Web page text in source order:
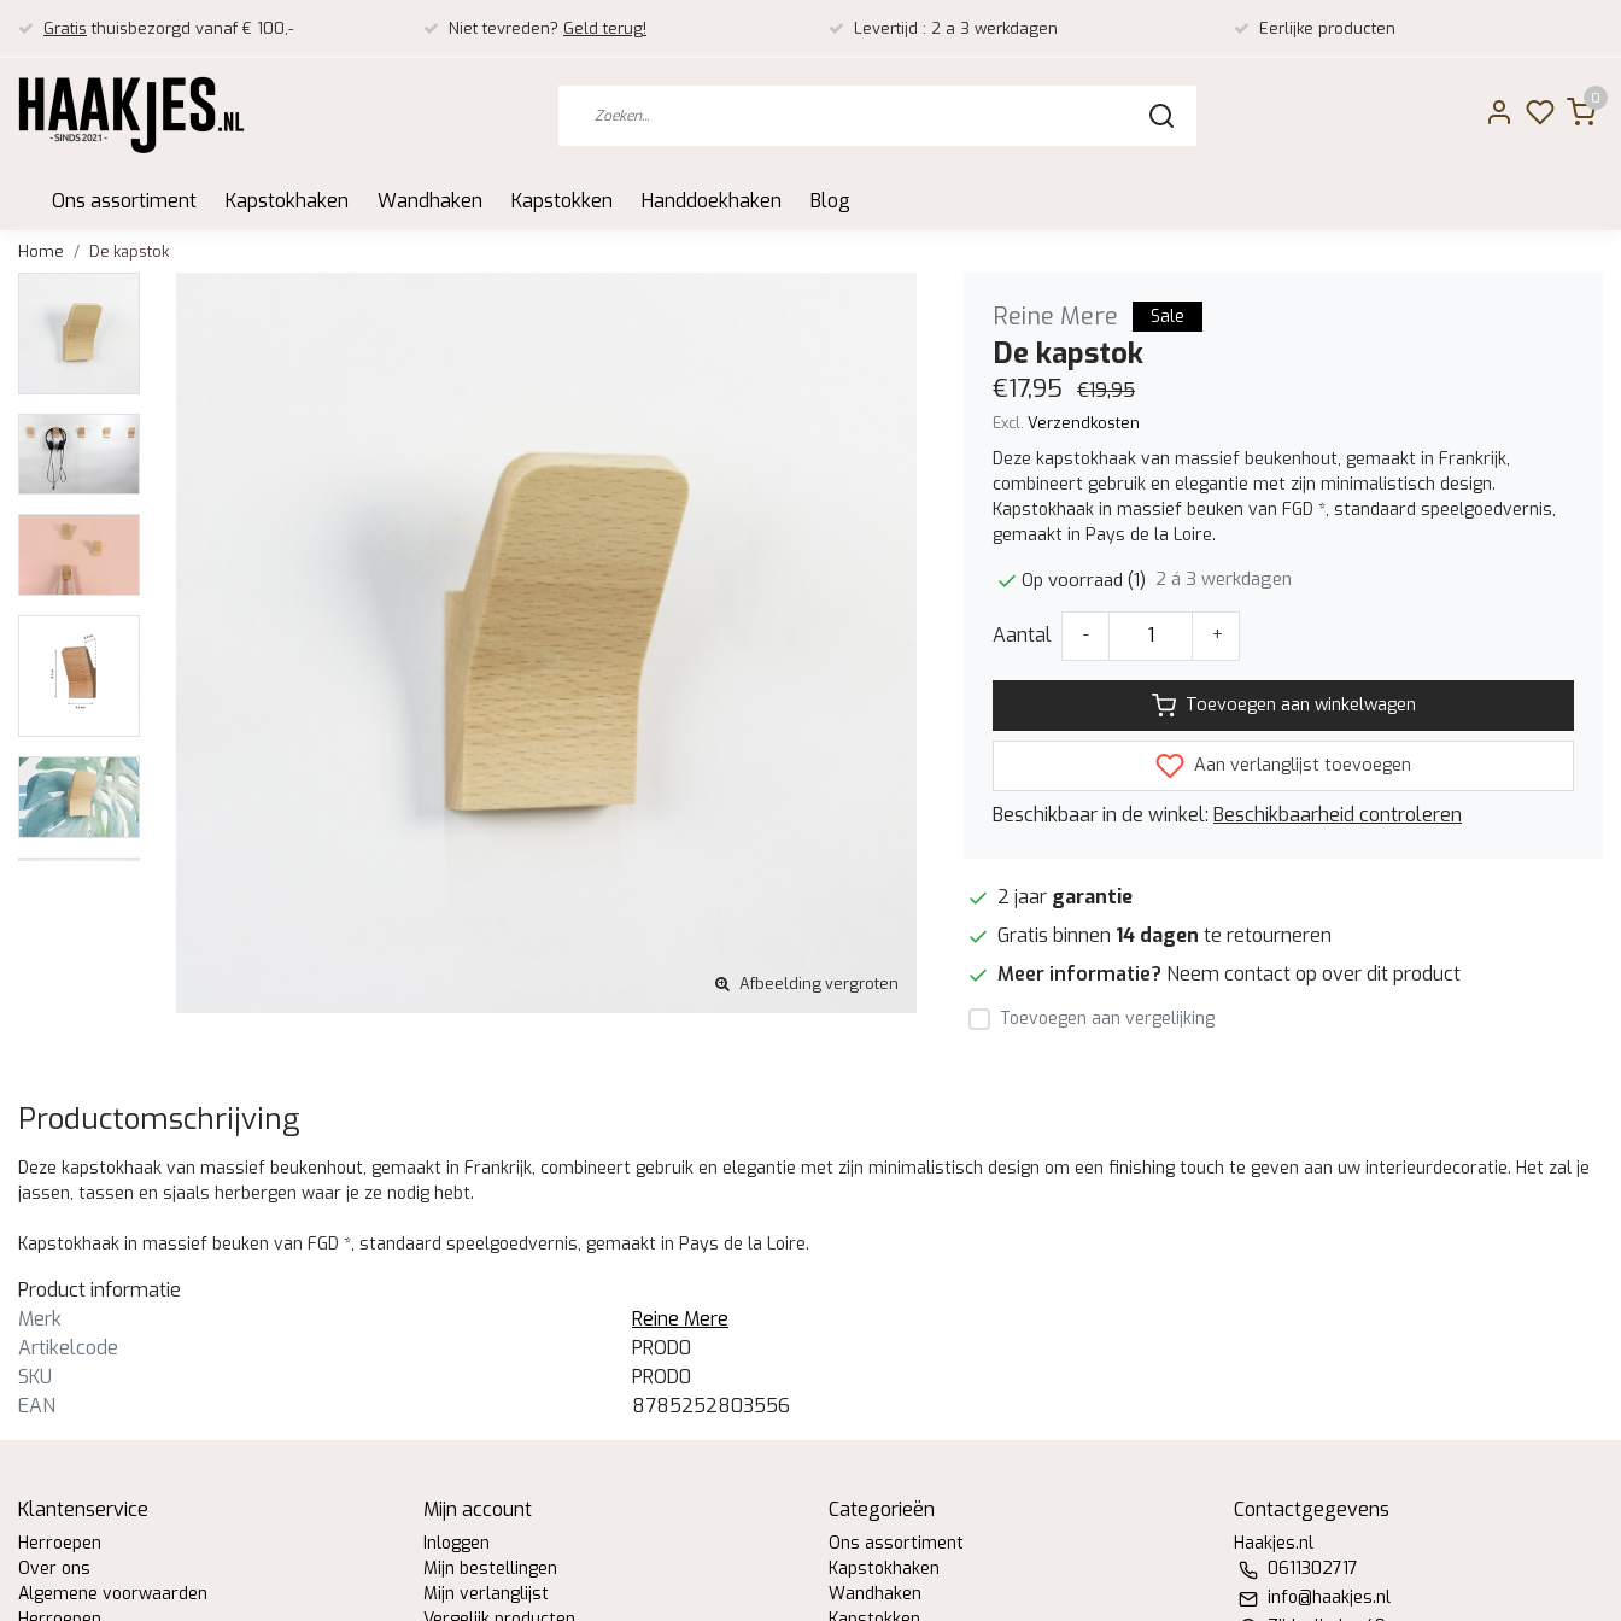
Gratis thuisbezorgd vanaf € 100,- Niet tevreden? Geld terug! Levertijd : 2 a 3 werkdagen Eerlijke producten
0
Ons assortiment Kapstokhaken Wandhaken Kapstokken Handdoekhaken Blog
Home De kapstok
Afbeelding vergroten
Reine Mere Sale
De kapstok
€17,95 €19,95
Excl. Verzendkosten
Deze kapstokhaak van massief beukenhout, gemaakt in Frankrijk,
combineert gebruik en elegantie met zijn minimalistisch design.
Kapstokhaak in massief beuken van FGD *, standaard speelgoedvernis,
gemaakt in Pays de la Loire.
Op voorraad (1) 2 á 3 werkdagen
Aantal - +
Toevoegen aan winkelwagen
Aan verlanglijst toevoegen
Beschikbaar in de winkel: Beschikbaarheid controleren
2 jaar garantie
Gratis binnen 14 dagen te retourneren
Meer informatie? Neem contact op over dit product
Toevoegen aan vergelijking
Productomschrijving
Deze kapstokhaak van massief beukenhout, gemaakt in Frankrijk, combineert gebruik en elegantie met zijn minimalistisch design om een finishing touch te geven aan uw interieurdecoratie. Het zal je
jassen, tassen en sjaals herbergen waar je ze nodig hebt.
Kapstokhaak in massief beuken van FGD *, standaard speelgoedvernis, gemaakt in Pays de la Loire.
Product informatie
Merk
Reine Mere
Artikelcode
PROD0
SKU
PROD0
EAN
8785252803556
Klantenservice
Herroepen
Over ons
Algemene voorwaarden
Mijn account
Inloggen
Mijn bestellingen
Mijn verlanglijst
Categorieën
Ons assortiment
Kapstokhaken
Wandhaken
Contactgegevens
Haakjes.nl
0611302717
info@haakjes.nl